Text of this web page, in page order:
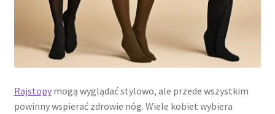
Rajstopymogą wyglądać stylowo, ale przede wszystkim
powinny wspierać zdrowie nóg. Wiele kobiet wybiera